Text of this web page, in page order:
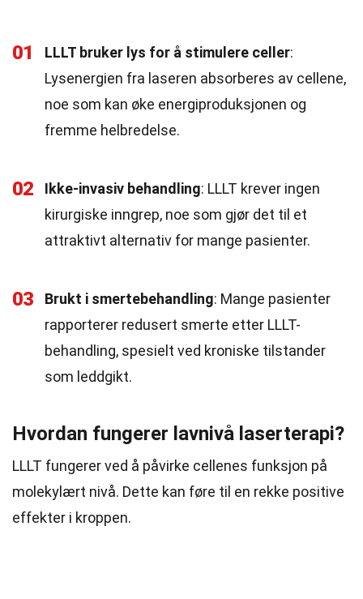
01 LLLT bruker lys for å stimulere celler:
Lysenergien fra laseren absorberes av cellene,
noe som kan øke energiproduksjonen og
fremme helbredelse.
02 Ikke-invasiv behandling: LLLT krever ingen
kirurgiske inngrep, noe som gjør det til et
attraktivt alternativ for mange pasienter.
03 Brukt i smertebehandling: Mange pasienter
rapporterer redusert smerte etter LLLT-
behandling, spesielt ved kroniske tilstander
som leddgikt.
Hvordan fungerer lavnivå laserterapi?
LLLT fungerer ved å påvirke cellenes funksjon på
molekylært nivå. Dette kan føre til en rekke positive
effekter i kroppen.